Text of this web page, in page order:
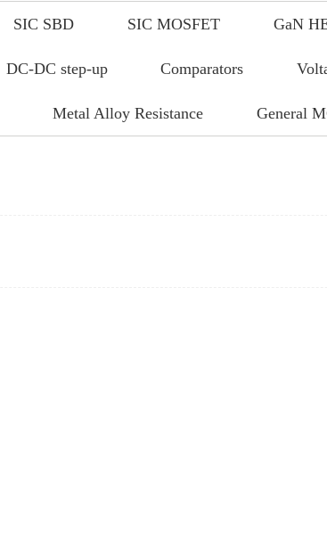
SIC SBD SIC MOSFET GaN
DC-DC step-up Comparators
Metal Alloy Resistance General